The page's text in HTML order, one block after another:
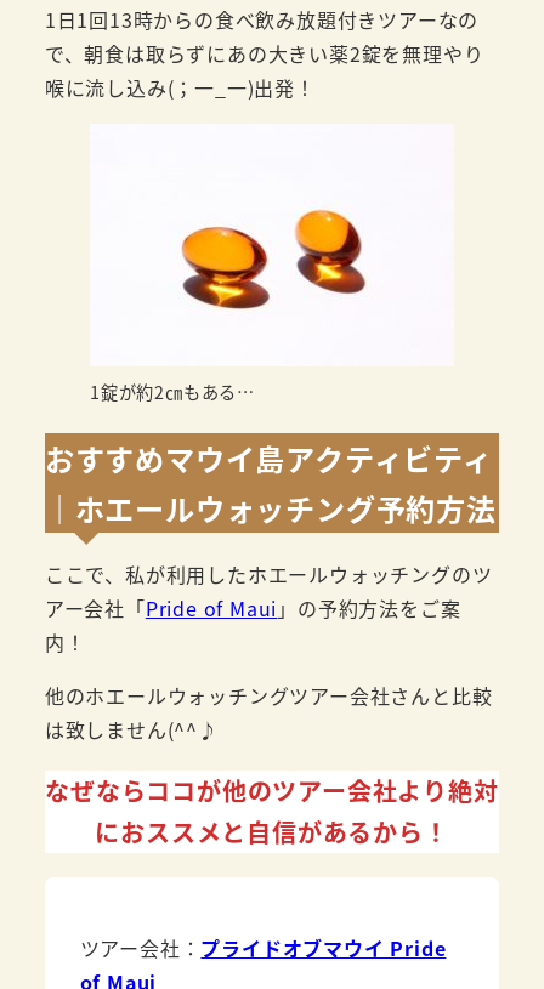
1日1回13時からの食べ飲み放題付きツアーなの
で、朝食は取らずにあの大きい薬2錠を無理やり
喉に流し込み(；一_一)出発！
1錠が約2㎝もある…
おすすめマウイ島アクティビティ
｜ホエールウォッチング予約方法
ここで、私が利用したホエールウォッチングのツ
アー会社「Pride of Maui 」の予約方法をご案
内！
他のホエールウォッチングツアー会社さんと比較
は致しません(^^♪
なぜならココが他のツアー会社より絶対
におススメと自信があるから！
ツアー会社： プライドオブマウイ Pride
of Maui